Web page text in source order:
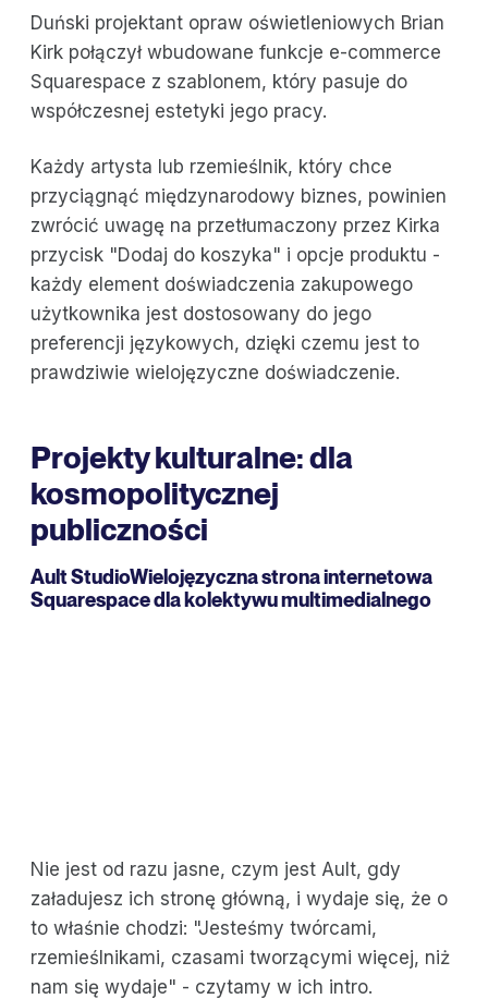
Duński projektant opraw oświetleniowych Brian
Kirk połączył wbudowane funkcje e-commerce
Squarespace z szablonem, który pasuje do
współczesnej estetyki jego pracy.
Każdy artysta lub rzemieślnik, który chce
przyciągnąć międzynarodowy biznes, powinien
zwrócić uwagę na przetłumaczony przez Kirka
przycisk "Dodaj do koszyka" i opcje produktu -
każdy element doświadczenia zakupowego
użytkownika jest dostosowany do jego
preferencji językowych, dzięki czemu jest to
prawdziwie wielojęzyczne doświadczenie.
Projekty kulturalne: dla
kosmopolitycznej
publiczności
Ault StudioWielojęzyczna strona internetowa
Squarespace dla kolektywu multimedialnego
Nie jest od razu jasne, czym jest Ault, gdy
załadujesz ich stronę główną, i wydaje się, że o
to właśnie chodzi: "Jesteśmy twórcami,
rzemieślnikami, czasami tworzącymi więcej, niż
nam się wydaje" - czytamy w ich intro.